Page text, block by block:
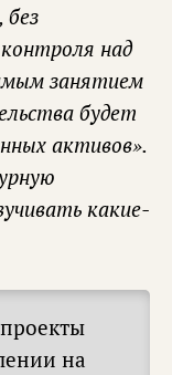
над
занятием
будет
активов».
какие-
на